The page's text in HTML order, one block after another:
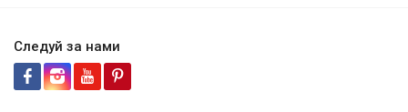
Следуй за нами